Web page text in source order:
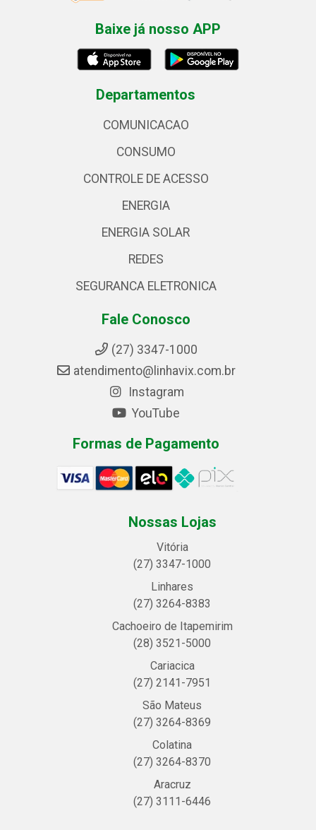
Baixe já nosso APP
Departamentos
COMUNICACAO
CONSUMO
CONTROLE DE ACESSO
ENERGIA
ENERGIA SOLAR
REDES
SEGURANCA ELETRONICA
Fale Conosco
(27) 3347-1000
atendimento@linhavix.com.br
Instagram
YouTube
Formas de Pagamento
Nossas Lojas
Vitória
(27) 3347-1000
Linhares
(27) 3264-8383
Cachoeiro de Itapemirim
(28) 3521-5000
Cariacica
(27) 2141-7951
São Mateus
(27) 3264-8369
Colatina
(27) 3264-8370
Aracruz
(27) 3111-6446